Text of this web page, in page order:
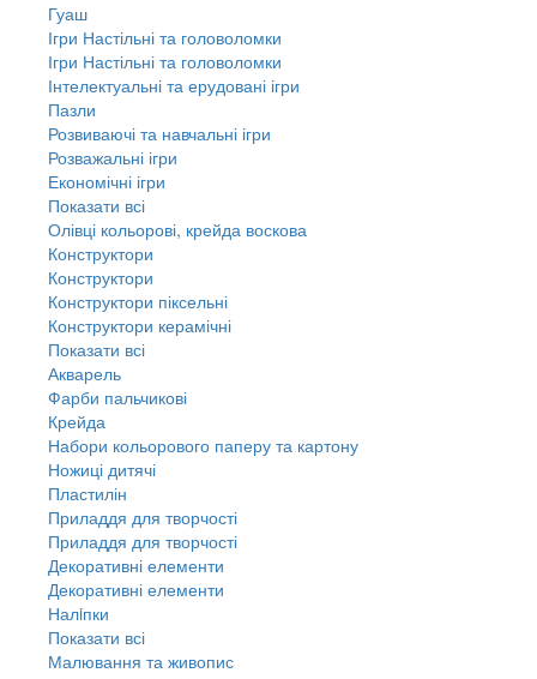
Гуаш
Ігри Настільні та головоломки
Ігри Настільні та головоломки
Інтелектуальні та ерудовані ігри
Пазли
Розвиваючі та навчальні ігри
Розважальні ігри
Економічні ігри
Показати всі
Олівці кольорові, крейда воскова
Конструктори
Конструктори
Конструктори піксельні
Конструктори керамічні
Показати всі
Акварель
Фарби пальчикові
Крейда
Набори кольорового паперу та картону
Ножиці дитячі
Пластилін
Приладдя для творчості
Приладдя для творчості
Декоративні елементи
Декоративні елементи
Налiпки
Показати всі
Малювання та живопис